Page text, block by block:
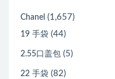
Chanel (1,657)
19 手袋 (44)
2.55口盖包 (5)
22 手袋 (82)